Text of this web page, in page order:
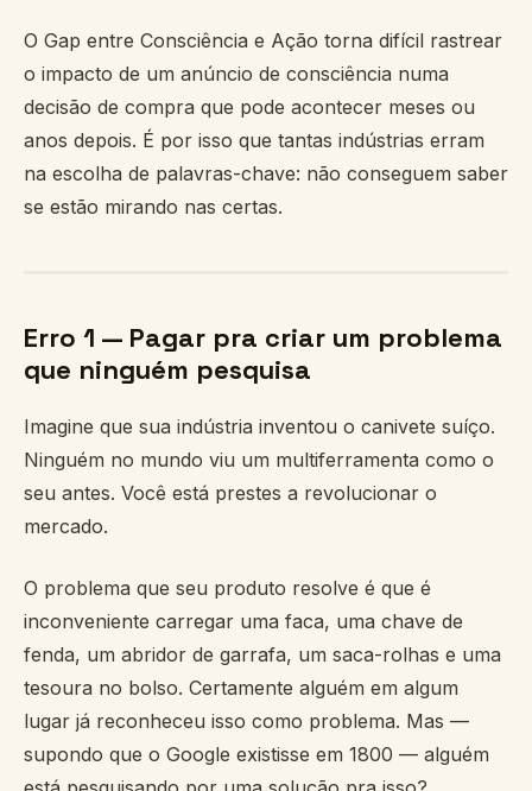
O Gap entre Consciência e Ação torna difícil rastrear
o impacto de um anúncio de consciência numa
decisão de compra que pode acontecer meses ou
anos depois. É por isso que tantas indústrias erram
na escolha de palavras-chave: não conseguem saber
se estão mirando nas certas.
Erro 1 — Pagar pra criar um problema
que ninguém pesquisa
Imagine que sua indústria inventou o canivete suíço.
Ninguém no mundo viu um multiferramenta como o
seu antes. Você está prestes a revolucionar o
mercado.
O problema que seu produto resolve é que é
inconveniente carregar uma faca, uma chave de
fenda, um abridor de garrafa, um saca-rolhas e uma
tesoura no bolso. Certamente alguém em algum
lugar já reconheceu isso como problema. Mas —
supondo que o Google existisse em 1800 — alguém